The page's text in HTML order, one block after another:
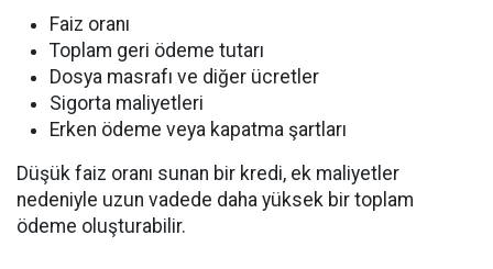
Faiz oranı
Toplam geri ödeme tutarı
Dosya masrafı ve diğer ücretler
Sigorta maliyetleri
Erken ödeme veya kapatma şartları
Düşük faiz oranı sunan bir kredi, ek maliyetler
nedeniyle uzun vadede daha yüksek bir toplam
ödeme oluşturabilir.